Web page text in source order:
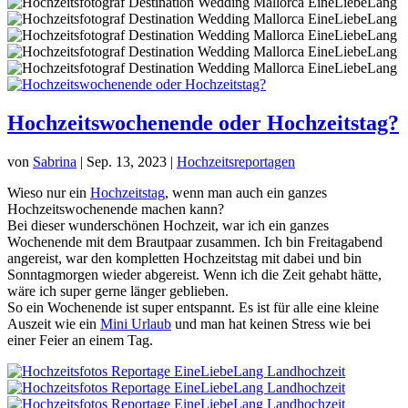
Hochzeitswochenende oder Hochzeitstag?
von Sabrina | Sep. 13, 2023 | Hochzeitsreportagen
Wieso nur ein Hochzeitstag, wenn man auch ein ganzes
Hochzeitswochenende machen kann?
Bei dieser wunderschönen Hochzeit, war ich ein ganzes
Wochenende mit dem Brautpaar zusammen. Ich bin Freitagabend
angereist, war den kompletten Hochzeitstag mit dabei und bin
Sonntagmorgen wieder abgereist. Wenn ich die Zeit gehabt hätte,
wäre ich super gerne länger geblieben.
So ein Wochenende ist super entspannt. Es ist für alle eine kleine
Auszeit wie ein Mini Urlaub und man hat keinen Stress wie bei
einer Feier an einem Tag.